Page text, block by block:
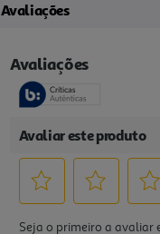
Avaliações